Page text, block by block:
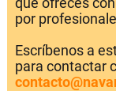
por
Escríbenos a
para contactar